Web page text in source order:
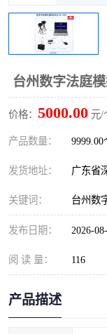
台州数字法庭
价格： 5000.00 元/
产品数量： 9999.00
发货地址： 广东省
关键词： 台州数
发布日期： 2026-
阅 读 量： 116
产品描述